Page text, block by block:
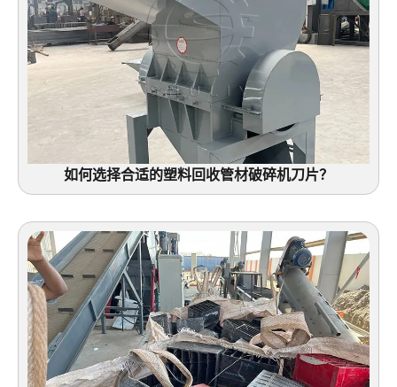
如何选择合适的塑料回收管材破碎机刀片？